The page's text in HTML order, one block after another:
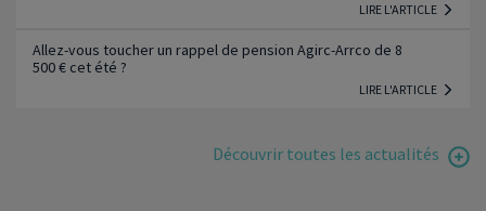
LIRE L'ARTICLE
Allez-vous toucher un rappel de pension Agirc-Arrco de 8
500 € cet été ?
LIRE L'ARTICLE
Découvrir toutes les actualités